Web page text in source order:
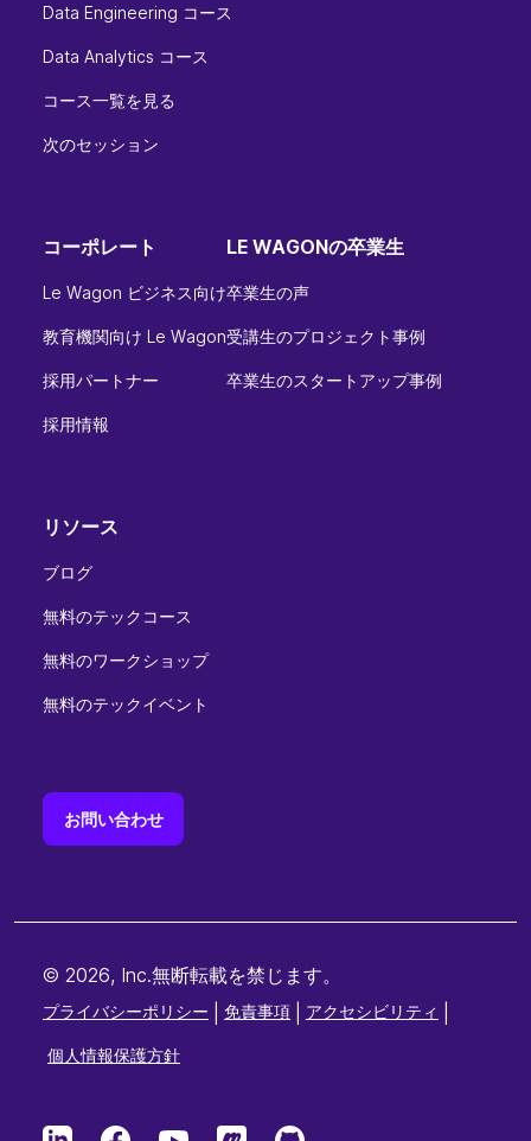
Data Engineering コース
Data Analytics コース
コース一覧を見る
次のセッション
コーポレート
Le Wagon ビジネス向け
教育機関向け Le Wagon
採用パートナー
採用情報
LE WAGONの卒業生
卒業生の声
受講生のプロジェクト事例
卒業生のスタートアップ事例
リソース
ブログ
無料のテックコース
無料のワークショップ
無料のテックイベント
お問い合わせ
© 2026, Inc.無断転載を禁じます。
プライバシーポリシー 免責事項 アクセシビリティ
個人情報保護方針